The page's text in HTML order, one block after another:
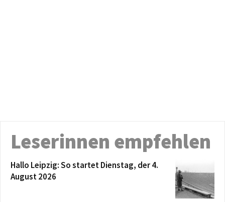
Leserinnen empfehlen
Hallo Leipzig: So startet Dienstag, der 4.
August 2026